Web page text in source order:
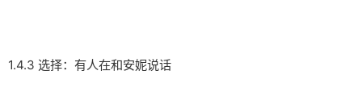
1.4.3 选择：有人在和安妮说话